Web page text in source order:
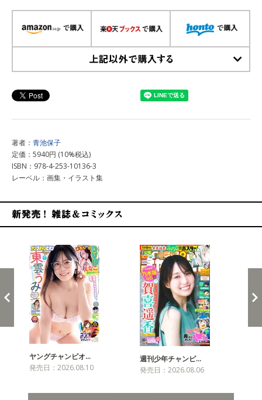
著者： 青池保子
定価：5940円 (10%税込)
ISBN：978-4-253-10136-3
レーベル：画集・イラスト集
ヤングチャンピオ…
発売日：2026.08.10
週刊少年チャンピ…
発売日：2026.08.06